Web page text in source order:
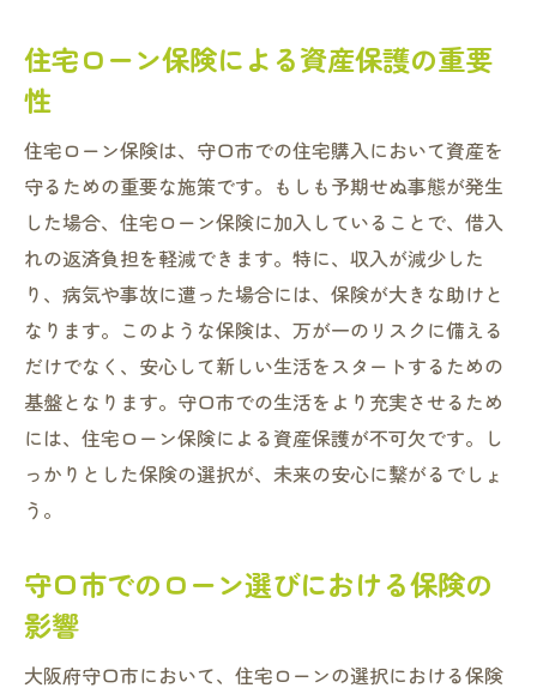
住宅ローン保険による資産保護の重要
性
住宅ローン保険は、守口市での住宅購入において資産を
守るための重要な施策です。もしも予期せぬ事態が発生
した場合、住宅ローン保険に加入していることで、借入
れの返済負担を軽減できます。特に、収入が減少した
り、病気や事故に遭った場合には、保険が大きな助けと
なります。このような保険は、万が一のリスクに備える
だけでなく、安心して新しい生活をスタートするための
基盤となります。守口市での生活をより充実させるため
には、住宅ローン保険による資産保護が不可欠です。し
っかりとした保険の選択が、未来の安心に繋がるでしょ
う。
守口市でのローン選びにおける保険の
影響
大阪府守口市において、住宅ローンの選択における保険